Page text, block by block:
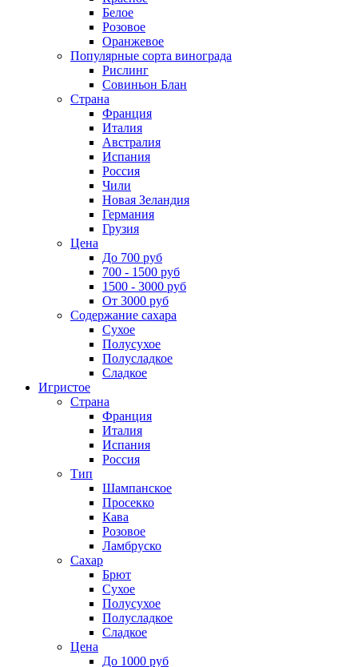
Белое
Розовое
Оранжевое
Популярные сорта винограда
Рислинг
Совиньон Блан
Страна
Франция
Италия
Австралия
Испания
Россия
Чили
Новая Зеландия
Германия
Грузия
Цена
До 700 руб
700 - 1500 руб
1500 - 3000 руб
От 3000 руб
Содержание сахара
Сухое
Полусухое
Полусладкое
Сладкое
Игристое
Страна
Франция
Италия
Испания
Россия
Тип
Шампанское
Просекко
Кава
Розовое
Ламбруско
Сахар
Брют
Сухое
Полусухое
Полусладкое
Сладкое
Цена
До 1000 руб